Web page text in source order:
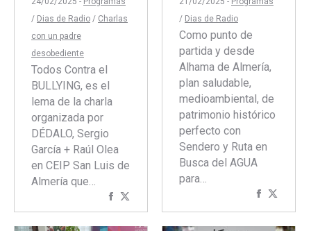
/ Dias de Radio / Charlas
con un padre
desobediente
Todos Contra el
BULLYING, es el
lema de la charla
organizada por
DÉDALO, Sergio
García + Raúl Olea
en CEIP San Luis de
Almería que…
Compartir
concon
/ Dias de Radio
Como punto de
partida y desde
Alhama de Almería,
plan saludable,
medioambiental, de
patrimonio histórico
perfecto con
Sendero y Ruta en
Busca del AGUA
para…
Compartir
concon